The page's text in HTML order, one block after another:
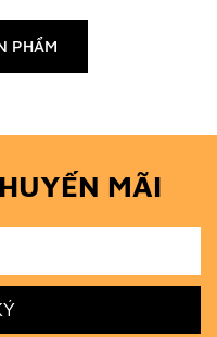
PHẨM
MÃI